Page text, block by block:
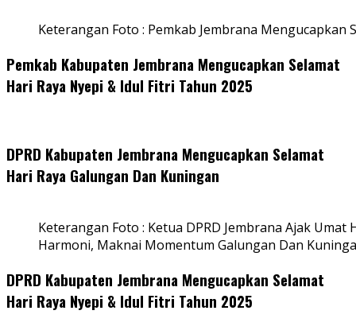
Keterangan Foto : Pemkab Jembrana Mengucapkan
Pemkab Kabupaten Jembrana Mengucapkan Selamat
Hari Raya Nyepi & Idul Fitri Tahun 2025
DPRD Kabupaten Jembrana Mengucapkan Selamat
Hari Raya Galungan Dan Kuningan
Keterangan Foto : Ketua DPRD Jembrana Ajak
Harmoni, Maknai Momentum Galungan Dan
DPRD Kabupaten Jembrana Mengucapkan Selamat
Hari Raya Nyepi & Idul Fitri Tahun 2025